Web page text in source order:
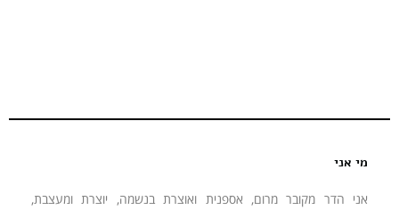
מי אני
אני הדר מקובר מרום, אספנית ואוצרת בנשמה, יוצרת ומעצבת,